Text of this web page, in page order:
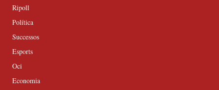
Ripoll
Política
Successos
Esports
Oci
Economia